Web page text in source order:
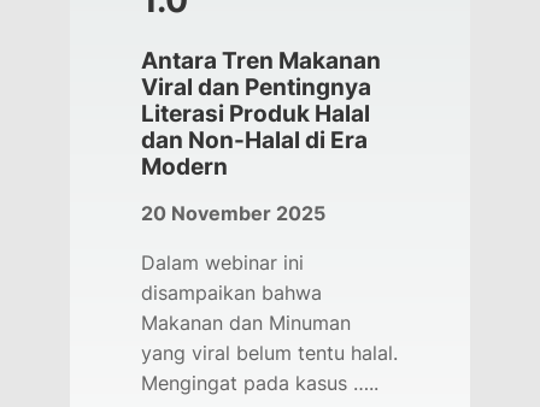
Antara Tren Makanan
Viral dan Pentingnya
Literasi Produk Halal
dan Non-Halal di Era
Modern
20 November 2025
Dalam webinar ini
disampaikan bahwa
Makanan dan Minuman
yang viral belum tentu halal.
Mengingat pada kasus …..